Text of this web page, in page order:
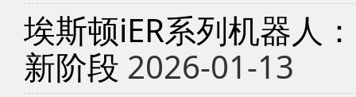
埃斯顿iER系列机器人
新阶段 2026-01-13